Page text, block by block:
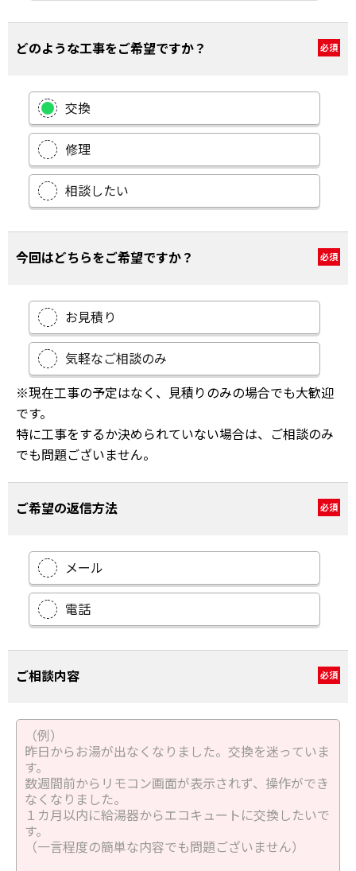
どのような工事をご希望ですか？ 必須
交換
修理
相談したい
今回はどちらをご希望ですか？ 必須
お見積り
気軽なご相談のみ
※現在工事の予定はなく、見積りのみの場合でも大歓迎
です。
特に工事をするか決められていない場合は、ご相談のみ
でも問題ございません。
ご希望の返信方法 必須
メール
電話
ご相談内容 必須